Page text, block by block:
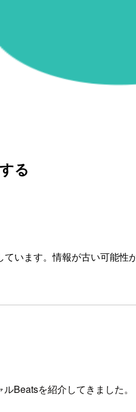
る
います。情報が古い可能性
Beatsを紹介してきました。